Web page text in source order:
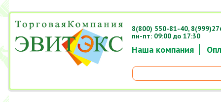
Наша компания
8(800) 550-81-40,
пн-пт: 09:00 до 17:30